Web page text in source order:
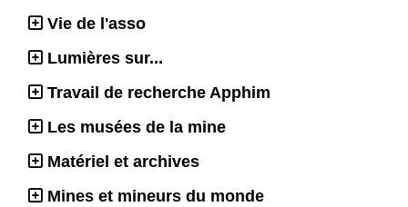
Vie de l'asso
Lumières sur...
Travail de recherche Apphim
Les musées de la mine
Matériel et archives
Mines et mineurs du monde